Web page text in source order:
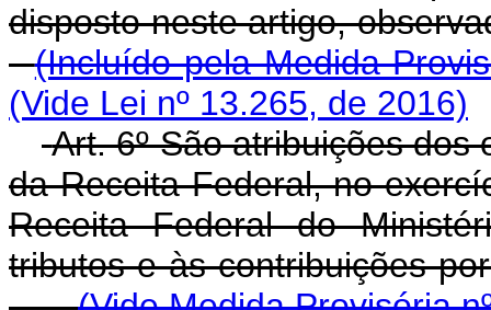
disposto neste artigo,
(Incluído pela Medida
(Vide Lei nº 13.265, de 2016)
Art. 6º São atribuições dos
da Receita Federal, no
Receita Federal do
tributos e às